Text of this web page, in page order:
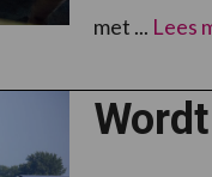
met ... Lees